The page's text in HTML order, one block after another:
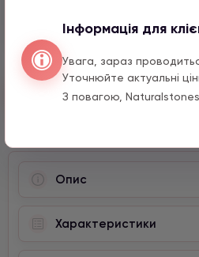
Інформація для
Увага, зараз
Уточнюйте актуальні
З повагою,
Швидкий
Опис
Характеристики